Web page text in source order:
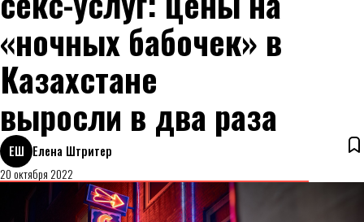
«ночных бабочек» в
Казахстане
выросли в два раза
ЕШ Елена Штритер
20 октября 2022